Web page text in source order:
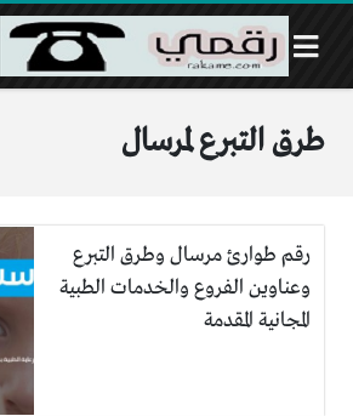
طرق التبرع لمرسال
رقم طوارئ مرسال وطرق التبرع
وعناوين الفروع والخدمات الطبية
المجانية المقدمة